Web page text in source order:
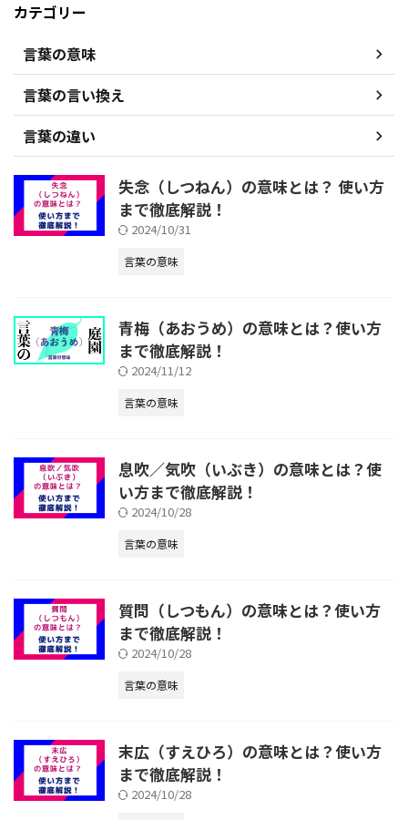
カテゴリー
言葉の意味
言葉の言い換え
言葉の違い
失念（しつねん）の意味とは？ 使い方
まで徹底解説！
2024/10/31
言葉の意味
青梅（あおうめ）の意味とは？使い方
まで徹底解説！
2024/11/12
言葉の意味
息吹／気吹（いぶき）の意味とは？使
い方まで徹底解説！
2024/10/28
言葉の意味
質問（しつもん）の意味とは？使い方
まで徹底解説！
2024/10/28
言葉の意味
末広（すえひろ）の意味とは？使い方
まで徹底解説！
2024/10/28